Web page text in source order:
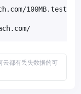
100MB.test
云都有丢失数据的可